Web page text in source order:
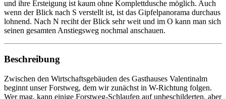
und ihre Ersteigung ist kaum ohne Komplettdusche möglich. Auch
wenn der Blick nach S verstellt ist, ist das Gipfelpanorama durchaus
lohnend. Nach N reciht der Blick sehr weit und im O kann man sich
seinen gesamten Anstiegsweg nochmal anschauen.
Beschreibung
Zwischen den Wirtschaftsgebäuden des Gasthauses Valentinalm
beginnt unser Forstweg, dem wir zunächst in W-Richtung folgen.
Wer mag, kann einige Forstweg-Schlaufen auf unbeschilderten, aber